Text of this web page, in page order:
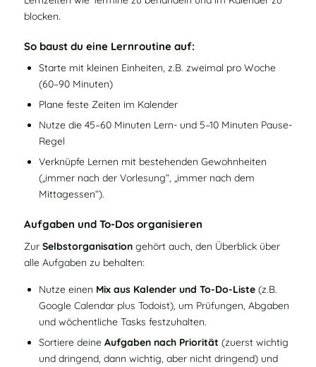
blocken.
So baust du eine Lernroutine auf:
Starte mit kleinen Einheiten, z.B. zweimal pro Woche
(60–90 Minuten)
Plane feste Zeiten im Kalender
Nutze die 45–60 Minuten Lern- und 5–10 Minuten Pause-
Regel
Verknüpfe Lernen mit bestehenden Gewohnheiten
(„immer nach der Vorlesung“, „immer nach dem
Mittagessen“).
Aufgaben und To-Dos organisieren
Zur Selbstorganisationgehört auch, den Überblick über
alle Aufgaben zu behalten:
Nutze einen Mix aus Kalender und To‑Do‑Liste(z.B.
Google Calendar plus Todoist), um Prüfungen, Abgaben
und wöchentliche Tasks festzuhalten.
Sortiere deine Aufgaben nach Priorität (zuerst wichtig
und dringend, dann wichtig, aber nicht dringend) und